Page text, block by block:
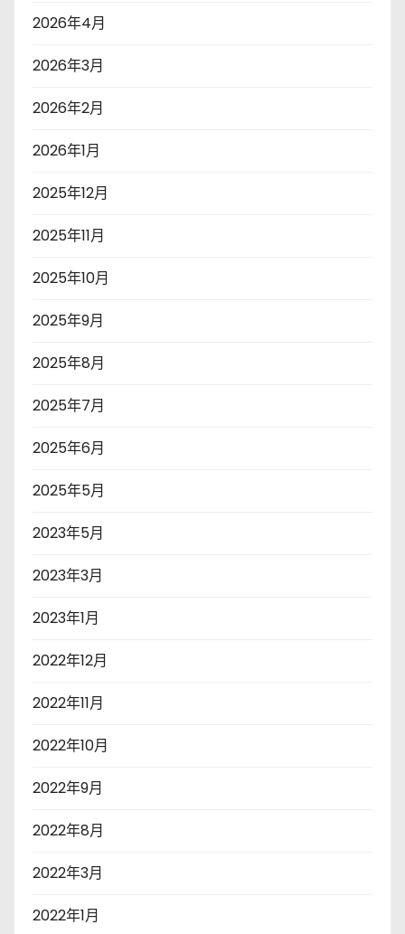
2026年4月
2026年3月
2026年2月
2026年1月
2025年12月
2025年11月
2025年10月
2025年9月
2025年8月
2025年7月
2025年6月
2025年5月
2023年5月
2023年3月
2023年1月
2022年12月
2022年11月
2022年10月
2022年9月
2022年8月
2022年3月
2022年1月